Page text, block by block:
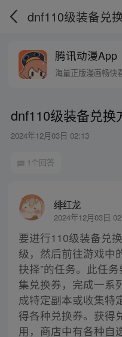
dnf110级装备兑
腾讯动漫App
海量正版漫画畅快
dnf110级装备兑换
2024年12月03日 02:13
1个回答
绯红龙
2024年12月03日
要进行110级装备兑
级，然后前往游戏中
抉择”的任务。此任
集兑换券，完成一系
成特定副本或收集特
得各种兑换券。获得
用，商店中有各种自